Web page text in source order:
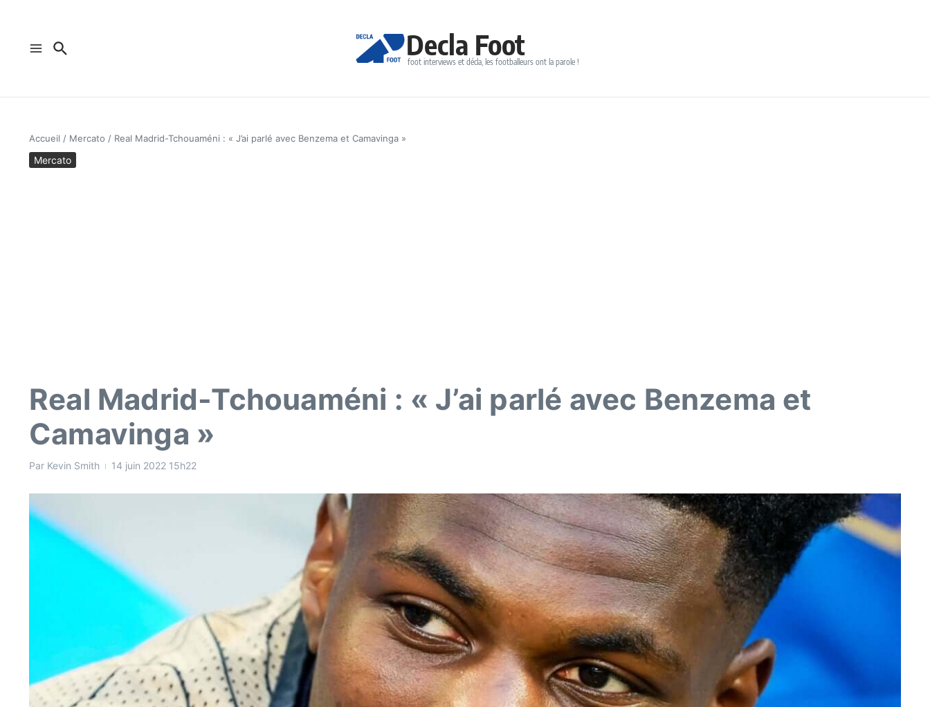
Decla Foot
foot interviews et décla, les footballeurs ont la parole !
Accueil / Mercato / Real Madrid-Tchouaméni : « J’ai parlé avec Benzema et Camavinga »
Mercato
Real Madrid-Tchouaméni : « J’ai parlé avec Benzema et
Camavinga »
Par Kevin Smith 14 juin 2022 15h22